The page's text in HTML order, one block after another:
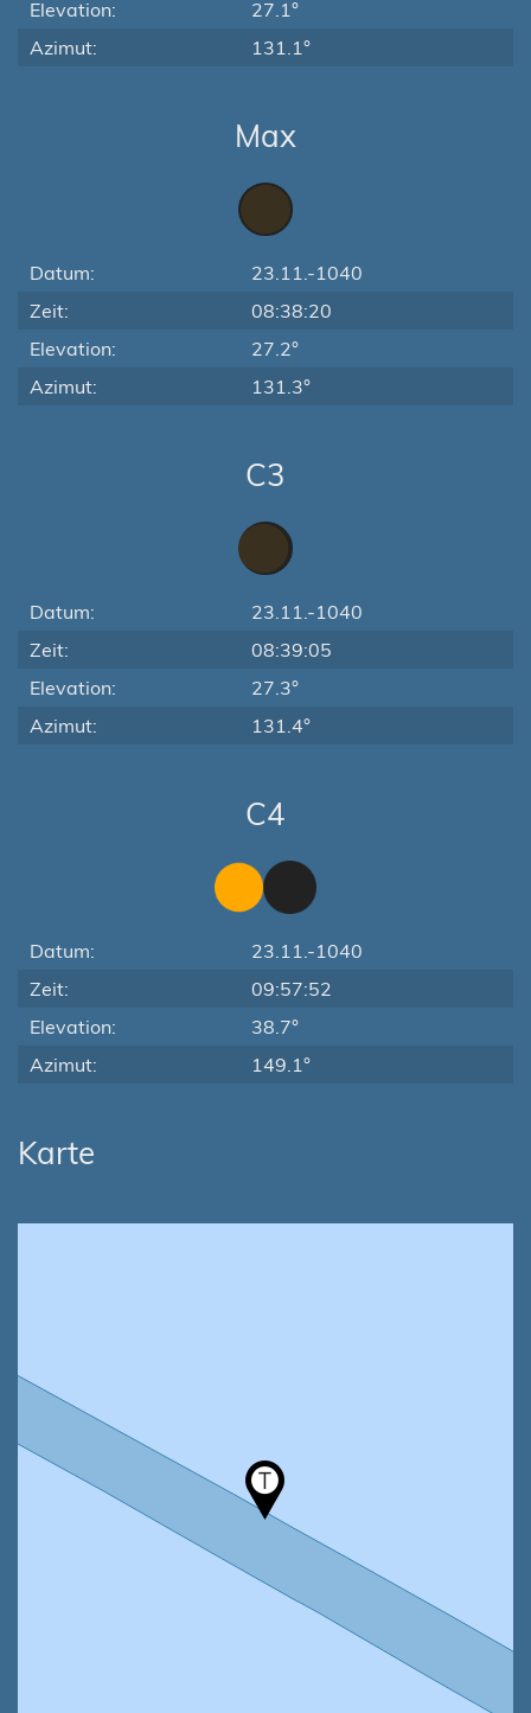
Elevation:
27.1°
Azimut:
131.1°
Max
Datum:
23.11.-1040
Zeit:
08:38:20
Elevation:
27.2°
Azimut:
131.3°
C3
Datum:
23.11.-1040
Zeit:
08:39:05
Elevation:
27.3°
Azimut:
131.4°
C4
Datum:
23.11.-1040
Zeit:
09:57:52
Elevation:
38.7°
Azimut:
149.1°
Karte